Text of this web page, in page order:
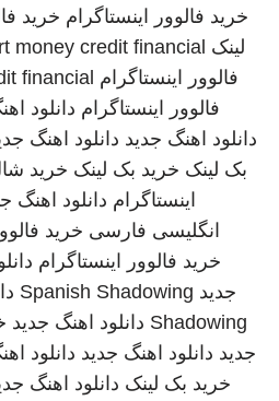
خرید فالوور اینستاگرام خرید
لینک money credit financial
فالوور اینستاگرام financial
فالوور اینستاگرام دانلود
دانلود اهنگ جدید دانلود اهنگ
بک لینک خرید بک لینک خرید
اینستاگرام دانلود اهنگ
انگلیسی فارسی خرید
خرید فالوور اینستاگرام
جدید Spanish Shadowing
Shadowing دانلود اهنگ جدید
جدید دانلود اهنگ جدید دانلود
خرید بک لینک دانلود اهنگ